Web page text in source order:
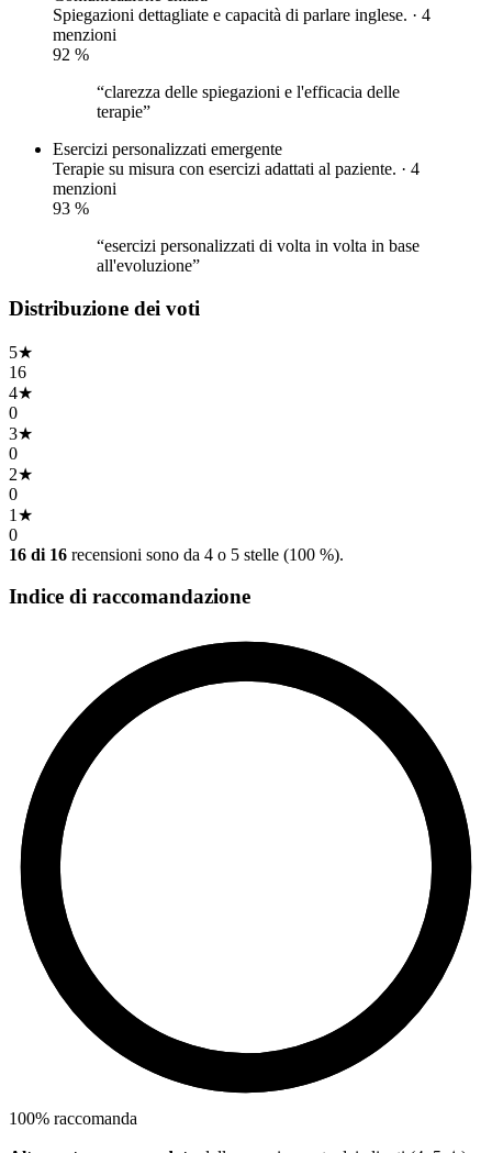
Spiegazioni dettagliate e capacità di parlare inglese. · 4
menzioni
92 %
“clarezza delle spiegazioni e l'efficacia delle
terapie”
Esercizi personalizzati emergente
Terapie su misura con esercizi adattati al paziente. · 4
menzioni
93 %
“esercizi personalizzati di volta in volta in base
all'evoluzione”
Distribuzione dei voti
5★
16
4★
0
3★
0
2★
0
1 ★
0
16 di 16 recensioni sono da 4 o 5 stelle (100 %).
Indice di raccomandazione
100% raccomanda